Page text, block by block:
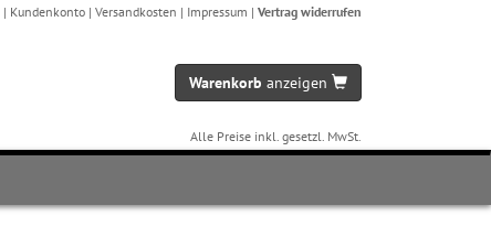
| Kundenkonto | Versandkosten | Impressum | Vertrag widerrufen
Warenkorb anzeigen
Alle Preise inkl. gesetzl. MwSt.